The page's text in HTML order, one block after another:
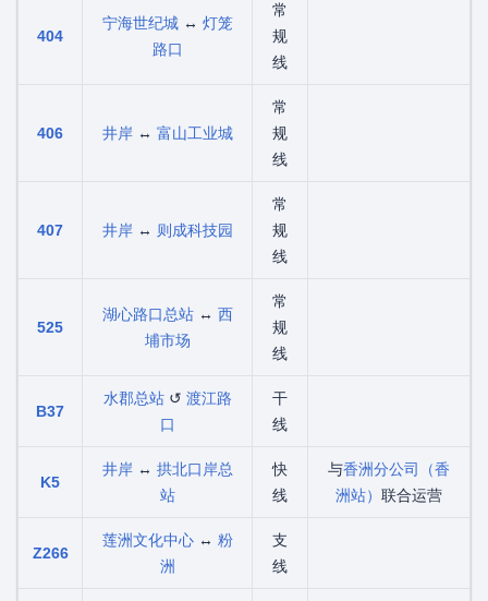
404
宁海世纪城↔ 灯笼
路口
常
规
线
406 井岸↔ 富山工业城
常
规
线
407 井岸↔ 则成科技园
常
规
线
525
湖心路口总站↔ 西
埔市场
常
规
线
B37
水郡总站↺ 渡江路
口
干
线
K5
井岸↔ 拱北口岸总
站
快
线
与香洲分公司（香
洲站） 联合运营
Z266
莲洲文化中心↔ 粉
洲
支
线